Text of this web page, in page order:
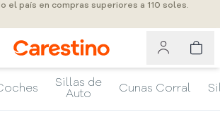
el país en compras superiores a 110 soles.
Sillas de
Auto
Cunas Corral